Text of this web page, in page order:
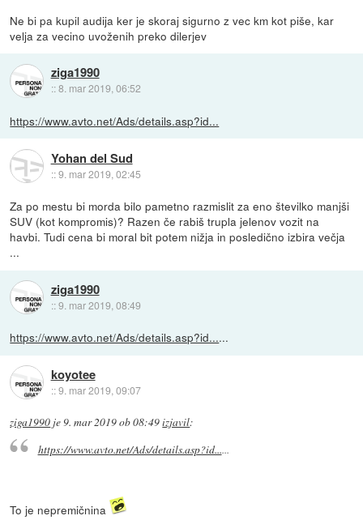
Ne bi pa kupil audija ker je skoraj sigurno z vec km kot piše, kar
velja za vecino uvoženih preko dilerjev
ziga1990
::8. mar 2019, 06:52
https://www.avto.net/Ads/details.asp?id...
Yohan del Sud
::9. mar 2019, 02:45
Za po mestu bi morda bilo pametno razmislit za eno številko manjši
SUV (kot kompromis)? Razen če rabiš trupla jelenov vozit na
havbi. Tudi cena bi moral bit potem nižja in posledično izbira večja
...
ziga1990
::9. mar 2019, 08:49
https://www.avto.net/Ads/details.asp?id......
koyotee
::9. mar 2019, 09:07
ziga1990 je9. mar 2019 ob 08:49izjavil:
https://www.avto.net/Ads/details.asp?id......
To je nepremičnina